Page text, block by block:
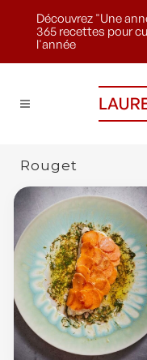
Découvrez "Une
365 recettes pour
l'année
Rouget